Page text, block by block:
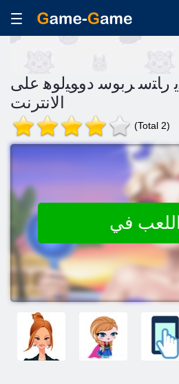
ﺭﺎﺘﺳ ﺮﺑﻮﺳ ﺩﻭﻮﻴﻟﻮﻫ على
الانترنت
(Total 2)